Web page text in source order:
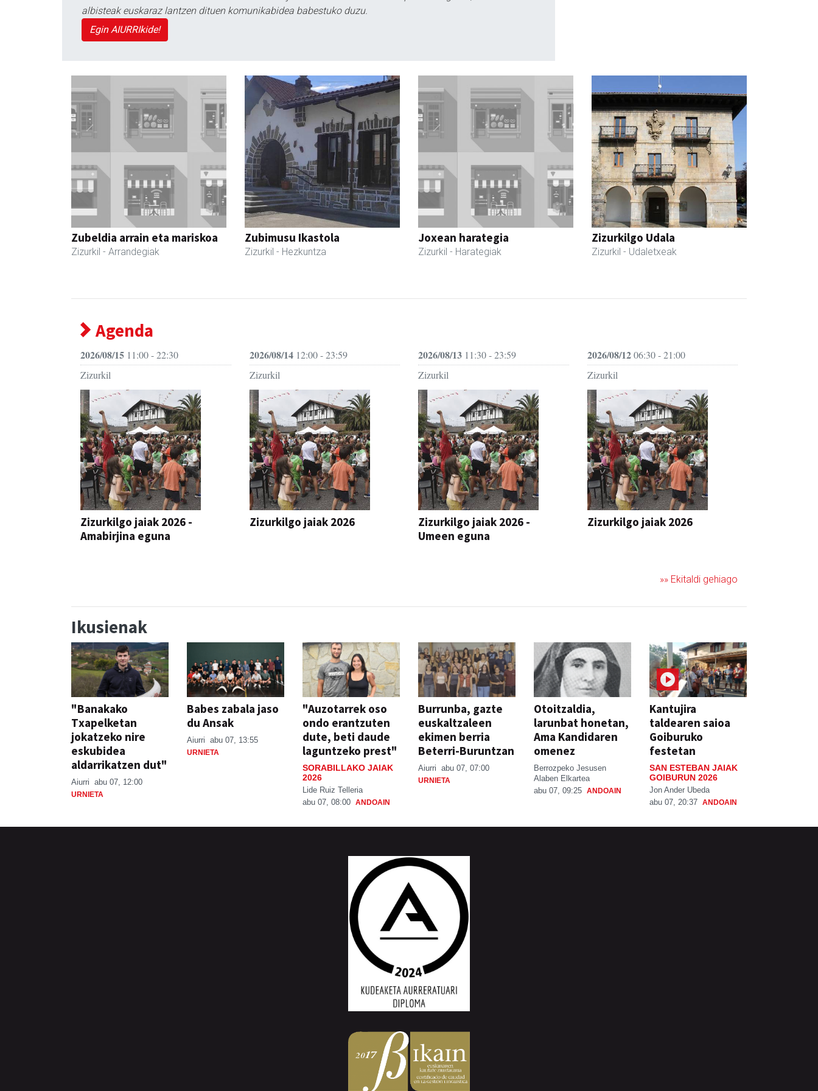
albisteak euskaraz lantzen dituen komunikabidea babestuko duzu.
Egin AIURRIkide!
Zubeldia arrain eta mariskoa
Zizurkil - Arrandegiak
Zubimusu Ikastola
Zizurkil - Hezkuntza
Joxean harategia
Zizurkil - Harategiak
Zizurkilgo Udala
Zizurkil - Udaletxeak
Agenda
2026/08/15 11:00 - 22:30
Zizurkil
Zizurkilgo jaiak 2026 -
Amabirjina eguna
2026/08/1412:00 - 23:59
Zizurkil
Zizurkilgo jaiak 2026
2026/08/13 11:30 - 23:59
Zizurkil
Zizurkilgo jaiak 2026 -
Umeen eguna
2026/08/1206:30 - 21:00
Zizurkil
Zizurkilgo jaiak 2026
»» Ekitaldi gehiago
Ikusienak
"Banakako
Txapelketan
jokatzeko nire
eskubidea
aldarrikatzen dut"
Aiurri abu 07, 12:00
URNIETA
Babes zabala jaso
du Ansak
Aiurri abu 07, 13:55
URNIETA
"Auzotarrek oso
ondo erantzuten
dute, beti daude
laguntzeko prest"
SORABILLAKO JAIAK
2026
Lide Ruiz Telleria
abu 07, 08:00 ANDOAIN
Burrunba, gazte
euskaltzaleen
ekimen berria
Beterri-Buruntzan
Aiurri abu 07, 07:00
URNIETA
Otoitzaldia,
larunbat honetan,
Ama Kandidaren
omenez
Berrozpeko Jesusen
Alaben Elkartea
abu 07, 09:25 ANDOAIN
Kantujira
taldearen saioa
Goiburuko
festetan
SAN ESTEBAN JAIAK
GOIBURUN 2026
Jon Ander Ubeda
abu 07, 20:37 ANDOAIN